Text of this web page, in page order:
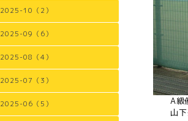
2025-10（2）
2025-09（6）
2025-08（4）
2025-07（3）
2025-06（5）
A級
山下